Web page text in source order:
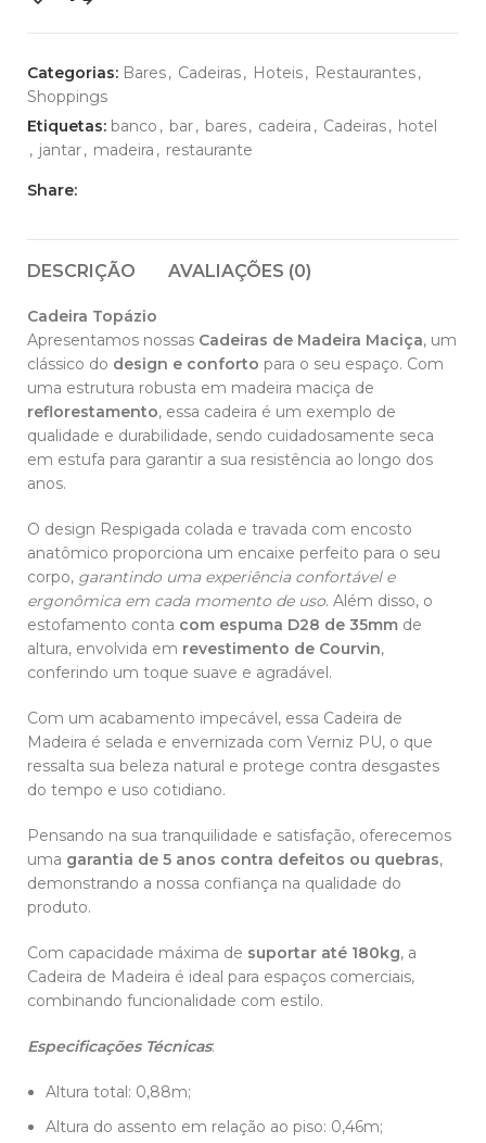
Categorias: Bares, Cadeiras, Hoteis, Restaurantes,
Shoppings
Etiquetas: banco , bar, bares, cadeira , Cadeiras, hotel
, jantar, madeira , restaurante
Share:
DESCRIÇÃO AVALIAÇÕES (0)
Cadeira Topázio
Apresentamos nossas Cadeiras de Madeira Maciça, um
clássico do design e conforto para o seu espaço. Com
uma estrutura robusta em madeira maciça de
reflorestamento, essa cadeira é um exemplo de
qualidade e durabilidade, sendo cuidadosamente seca
em estufa para garantir a sua resistência ao longo dos
anos.
O design Respigada colada e travada com encosto
anatômico proporciona um encaixe perfeito para o seu
corpo, garantindo uma experiência confortável e
ergonômica em cada momento de uso. Além disso, o
estofamento conta com espuma D28 de 35mm de
altura, envolvida em revestimento de Courvin,
conferindo um toque suave e agradável.
Com um acabamento impecável, essa Cadeira de
Madeira é selada e envernizada com Verniz PU, o que
ressalta sua beleza natural e protege contra desgastes
do tempo e uso cotidiano.
Pensando na sua tranquilidade e satisfação, oferecemos
uma garantia de 5 anos contra defeitos ou quebras,
demonstrando a nossa confiança na qualidade do
produto.
Com capacidade máxima de suportar até 180kg, a
Cadeira de Madeira é ideal para espaços comerciais,
combinando funcionalidade com estilo.
Especificações Técnicas:
Altura total: 0,88m;
Altura do assento em relação ao piso: 0,46m;